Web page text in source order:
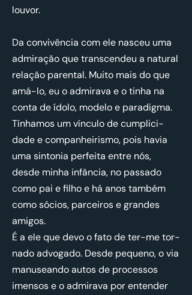
louvor.
Da con­vi­vência com ele nasceu uma
ad­mi­ração que trans­cendeu a na­tural
re­lação pa­rental. Muito mais do que
amá-lo, eu o ad­mi­rava e o tinha na
conta de ídolo, mo­delo e pa­ra­digma.
Tí­nhamos um vín­culo de cum­pli­ci­
dade e com­pa­nhei­rismo, pois havia
uma sin­tonia per­feita entre nós,
desde minha in­fância, no pas­sado
como pai e filho e há anos também
como só­cios, par­ceiros e grandes
amigos.
É a ele que devo o fato de ter-me tor­
nado ad­vo­gado. Desde pe­queno, o via
ma­nu­se­ando autos de pro­cessos
imensos e o ad­mi­rava por en­tender